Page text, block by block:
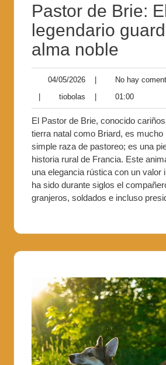
Pastor de Brie:
legendario
alma noble
04/05/2026 |
No hay
|
tiobolas | 01:00
El Pastor de Brie, conocido
tierra natal como Briard, es mucho
simple raza de pastoreo; es una
historia rural de Francia. Este
una elegancia rústica con un valor
ha sido durante siglos el
granjeros, soldados e incluso